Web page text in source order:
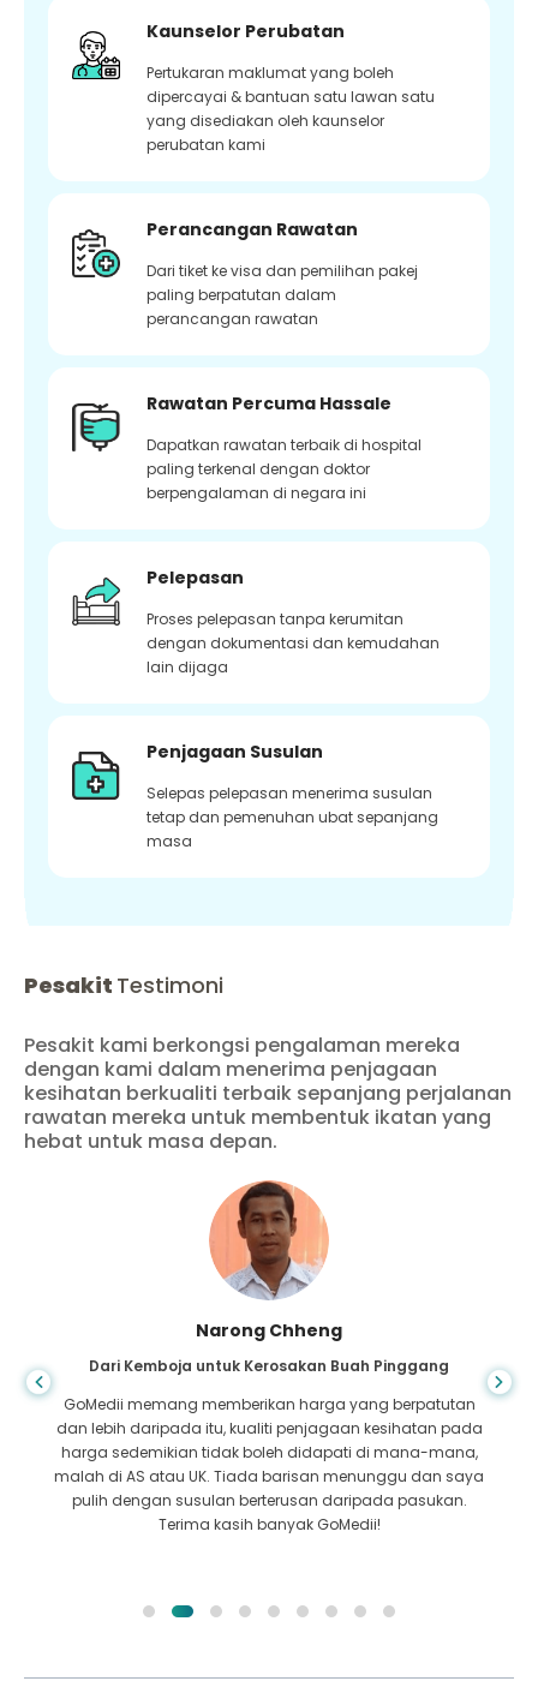
Kaunselor Perubatan
Pertukaran maklumat yang boleh
dipercayai & bantuan satu lawan satu
yang disediakan oleh kaunselor
perubatan kami
Perancangan Rawatan
Dari tiket ke visa dan pemilihan pakej
paling berpatutan dalam
perancangan rawatan
Rawatan Percuma Hassale
Dapatkan rawatan terbaik di hospital
paling terkenal dengan doktor
berpengalaman di negara ini
Pelepasan
Proses pelepasan tanpa kerumitan
dengan dokumentasi dan kemudahan
lain dijaga
Penjagaan Susulan
Selepas pelepasan menerima susulan
tetap dan pemenuhan ubat sepanjang
masa
Pesakit Testimoni
Pesakit kami berkongsi pengalaman mereka
dengan kami dalam menerima penjagaan
kesihatan berkualiti terbaik sepanjang perjalanan
rawatan mereka untuk membentuk ikatan yang
hebat untuk masa depan.
Shandha Das
Dari Bangladesh untuk Gastroenterologi
Saya telah berterima kasih kepada anak saya dan
pasukan cemerlang GoMedii yang membantu saya
dalam perjalanan saya dari Bangladesh ke India untuk
mendapatkan rawatan. Kami membuat pilihan yang tepat
dalam memilih GoMedii. Mereka walaupun selepas
rawatan mengekalkan ikatan yang baik dengan kami